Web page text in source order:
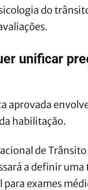
do
unificar
aprovada
habilitação.
de Trânsito
a definir uma
exames